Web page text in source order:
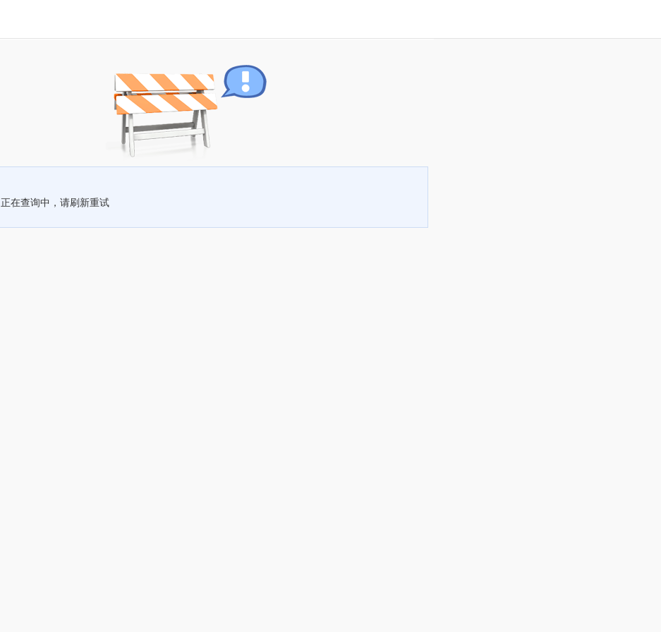
正在查询中，请刷新重试